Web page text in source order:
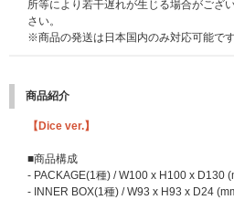
【CORTIS The 2nd EP [GREENGREEN]
・ミニトーク(撮影可能)＋メンバー全員サ
・ミニトーク(撮影可能)＋個別サイン会+
SIC STOREで購入した方のみ対象になり
※メンバーランダム個別ツーショット撮
FANCLUB COER MEMBERSHIP(JP)会
所等により若干遅れが生じる場合がござ
さい。
※商品の発送は日本国内のみ対応可能です
商品紹介
【Dice ver.】
■商品構成
- PACKAGE(1種) / W100 x H100 x D130
- INNER BOX(1種) / W93 x H93 x D24